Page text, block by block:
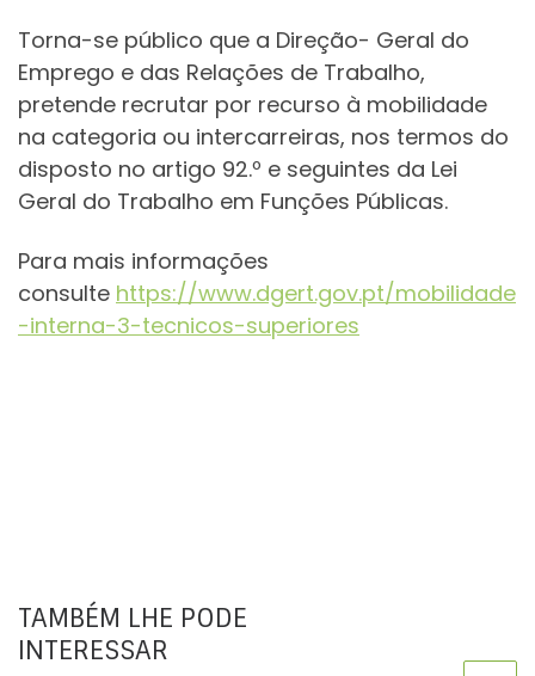
Torna-se público que a Direção- Geral do
Emprego e das Relações de Trabalho,
pretende recrutar por recurso à mobilidade
na categoria ou intercarreiras, nos termos do
disposto no artigo 92.º e seguintes da Lei
Geral do Trabalho em Funções Públicas.
Para mais informações
consulte https://www.dgert.gov.pt/mobilidade
-interna-3-tecnicos-superiores
TAMBÉM LHE PODE
INTERESSAR